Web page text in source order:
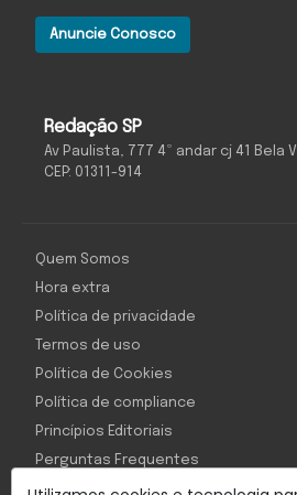
Redação SP
Av Paulista, 777 4º andar cj 41 Bela
CEP: 01311-914
Anuncie Conosco
Quem Somos
Hora extra
Política de privacidade
Termos de uso
Política de Cookies
Política de compliance
Princípios Editoriais
Perguntas Frequentes